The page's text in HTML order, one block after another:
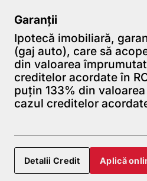
Garanții
Ipotecă imobiliară,
(gaj auto), care să
din valoarea
creditelor acordate în
puțin 133% din
cazul creditelor
Detalii Credit Aplică